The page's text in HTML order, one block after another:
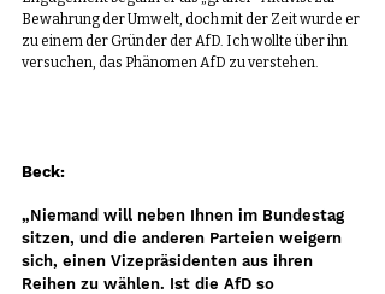
Bewahrung der Umwelt, doch mit der Zeit wurde er
zu einem der Gründer der AfD. Ich wollte über ihn
versuchen, das Phänomen AfD zu verstehen.
Beck:
„Niemand will neben Ihnen im Bundestag
sitzen, und die anderen Parteien weigern
sich, einen Vizepräsidenten aus ihren
Reihen zu wählen. Ist die AfD so